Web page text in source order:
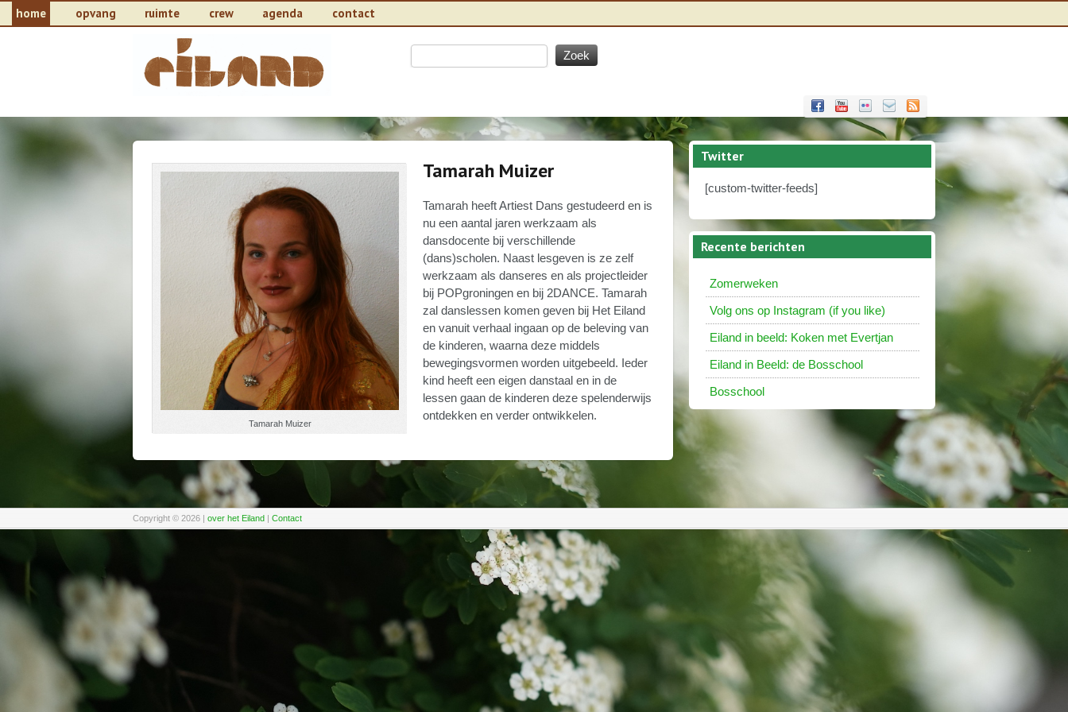
home opvang ruimte crew agenda contact
Tamarah Muizer
Tamarah Muizer
Tamarah heeft Artiest Dans gestudeerd en is
nu een aantal jaren werkzaam als
dansdocente bij verschillende
(dans)scholen. Naast lesgeven is ze zelf
werkzaam als danseres en als projectleider
bij POPgroningen en bij 2DANCE. Tamarah
zal danslessen komen geven bij Het Eiland
en vanuit verhaal ingaan op de beleving van
de kinderen, waarna deze middels
bewegingsvormen worden uitgebeeld. Ieder
kind heeft een eigen danstaal en in de
lessen gaan de kinderen deze spelenderwijs
ontdekken en verder ontwikkelen.
Twitter
[custom-twitter-feeds]
Recente berichten
Zomerweken
Volg ons op Instagram (if you like)
Eiland in beeld: Koken met Evertjan
Eiland in Beeld: de Bosschool
Bosschool
Copyright © 2026 | over het Eiland | Contact